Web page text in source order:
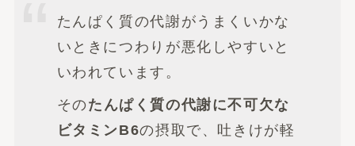
たんぱく質の代謝がうまくいかな
いときにつわりが悪化しやすいと
いわれています。
そのたんぱく質の代謝に不可欠な
ビタミンB6の摂取で、吐きけが軽